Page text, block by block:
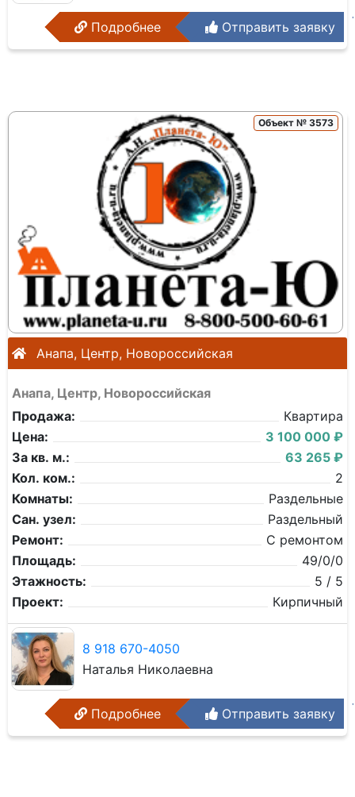
Подробнее Отправить заявку
Объект № 3573
Анапа, Центр, Новороссийская
Анапа, Центр, Новороссийская
Продажа:
Квартира
Цена:
3 100 000 ₽
За кв. м.:
63 265 ₽
Кол. ком.:
2
Комнаты:
Раздельные
Сан. узел:
Раздельный
Ремонт:
С ремонтом
Площадь:
49/0/0
Этажность:
5 / 5
Проект:
Кирпичный
8 918 670-4050
Наталья Николаевна
Подробнее Отправить заявку